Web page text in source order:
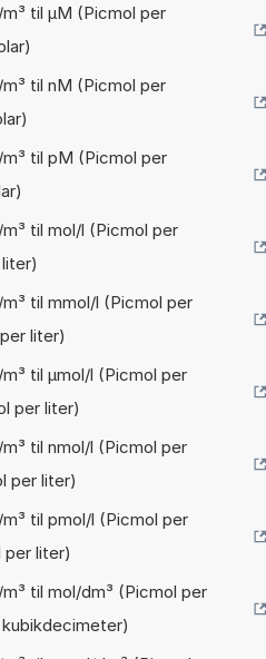
til µM (Picmol per
til nM (Picmol per
til pM (Picmol per
til mol/l (Picmol per
til mmol/l (Picmol per
liter)
til µmol/l (Picmol per
per liter)
til nmol/l (Picmol per
per liter)
til pmol/l (Picmol per
per liter)
til mol/dm³ (Picmol per